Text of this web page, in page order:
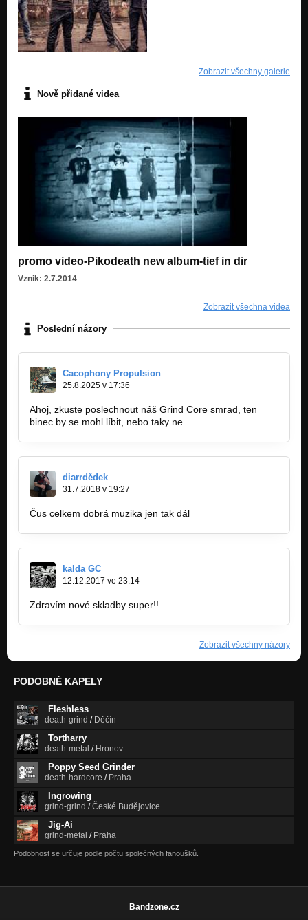
Zobrazit všechny galerie
Nově přidané videa
promo video-Pikodeath new album-tief in dir
Vznik: 2.7.2014
Zobrazit všechna videa
Poslední názory
Cacophony Propulsion
25.8.2025 v 17:36
Ahoj, zkuste poslechnout náš Grind Core smrad, ten
binec by se mohl líbit, nebo taky ne
diarrdědek
31.7.2018 v 19:27
Čus celkem dobrá muzika jen tak dál
kalda GC
12.12.2017 ve 23:14
Zdravím nové skladby super!!
Zobrazit všechny názory
PODOBNÉ KAPELY
Fleshless
death-grind / Děčín
Tortharry
death-metal / Hronov
Poppy Seed Grinder
death-hardcore / Praha
Ingrowing
grind-grind /České Budějovice
Jig-Ai
grind-metal / Praha
Podobnost se určuje podle počtu společných fanoušků.
Bandzone.cz